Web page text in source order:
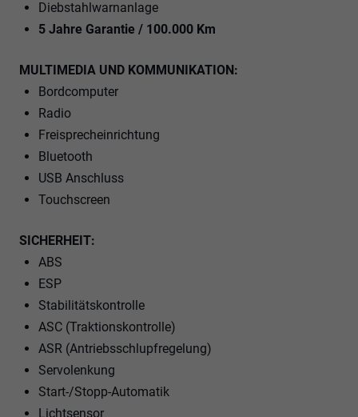
Diebstahlwarnanlage
5 Jahre Garantie / 100.000 Km
MULTIMEDIA UND KOMMUNIKATION:
Bordcomputer
Radio
Freisprecheinrichtung
Bluetooth
USB Anschluss
Touchscreen
SICHERHEIT:
ABS
ESP
Stabilitätskontrolle
ASC (Traktionskontrolle)
ASR (Antriebsschlupfregelung)
Servolenkung
Start-/Stopp-Automatik
Lichtsensor